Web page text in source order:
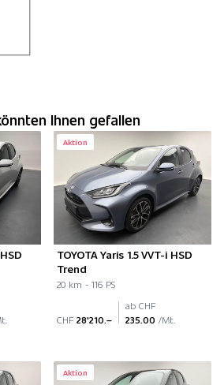
Ihnen gefallen
Aktion
TOYOTA Yaris 1.5 VVT-i HSD
Trend
20 km - 116 PS
CHF 28'210.–
ab CHF
235.00 /Mt.
Aktion